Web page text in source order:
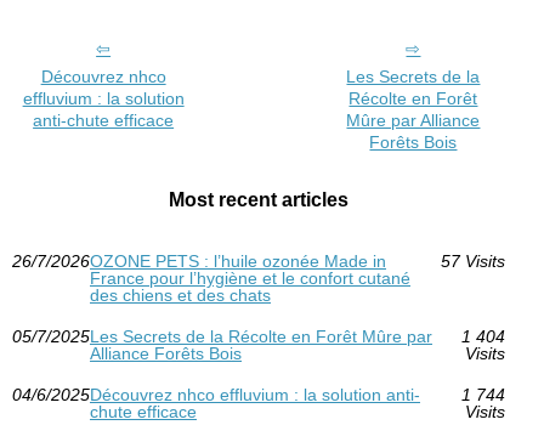
Découvrez nhco
effluvium : la solution
anti-chute efficace
Les Secrets de la
Récolte en Forêt
Mûre par Alliance
Forêts Bois
Most recent articles
26/7/2026OZONE PETS : l’huile ozonée Made in
France pour l’hygiène et le confort cutané
des chiens et des chats
57 Visits
05/7/2025Les Secrets de la Récolte en Forêt Mûre par
Alliance Forêts Bois
1 404
Visits
04/6/2025Découvrez nhco effluvium : la solution anti-
chute efficace
1 744
Visits